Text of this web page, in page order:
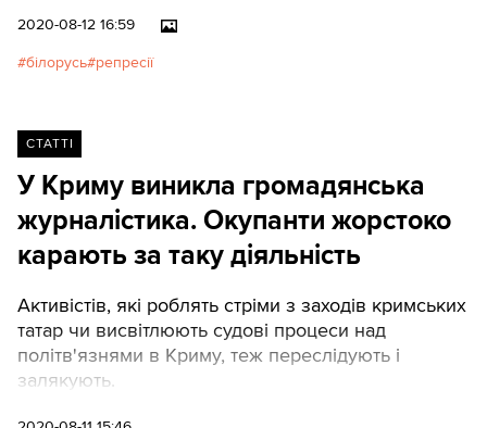
2020-08-12 16:59
білорусь репресії
СТАТТІ
У Криму виникла громадянська
журналістика. Окупанти жорстоко
карають за таку діяльність
Активістів, які роблять стріми з заходів кримських
татар чи висвітлюють судові процеси над
політв'язнями в Криму, теж переслідують і
залякують.